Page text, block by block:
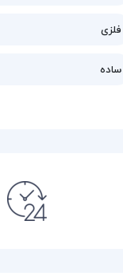
فلزی
ساده